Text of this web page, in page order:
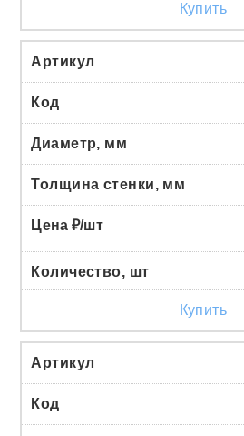
Купить
Купить